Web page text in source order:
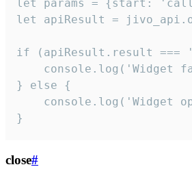
let params = {start:
let apiResult =
if (apiResult.result
console.log('Widget
} else {
console.log('Widget
}
close#